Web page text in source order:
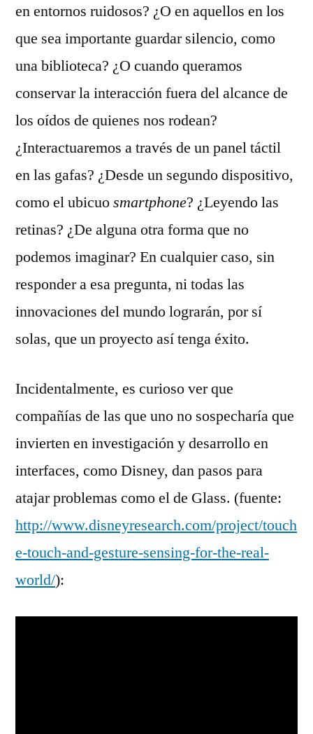
en entornos ruidosos? ¿O en aquellos en los
que sea importante guardar silencio, como
una biblioteca? ¿O cuando queramos
conservar la interacción fuera del alcance de
los oídos de quienes nos rodean?
¿Interactuaremos a través de un panel táctil
en las gafas? ¿Desde un segundo dispositivo,
como el ubicuosmartphone? ¿Leyendo las
retinas? ¿De alguna otra forma que no
podemos imaginar? En cualquier caso, sin
responder a esa pregunta, ni todas las
innovaciones del mundo lograrán, por sí
solas, que un proyecto así tenga éxito.
Incidentalmente, es curioso ver que
compañías de las que uno no sospecharía que
invierten en investigación y desarrollo en
interfaces, como Disney, dan pasos para
atajar problemas como el de Glass. (fuente:
http://www.disneyresearch.com/project/touch
e-touch-and-gesture-sensing-for-the-real-
world/):